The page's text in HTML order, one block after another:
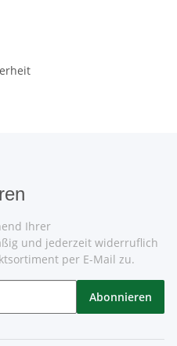
Ihrer
und jederzeit widerruflich
per E-Mail zu.
Abonnieren